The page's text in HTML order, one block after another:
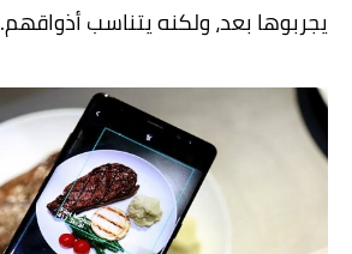
يجربوها بعد، ولكنه يتناسب أذواقهم.